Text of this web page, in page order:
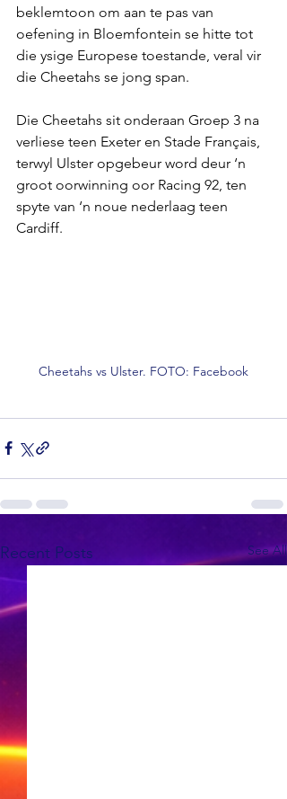
beklemtoon om aan te pas van
oefening in Bloemfontein se hitte tot
die ysige Europese toestande, veral vir
die Cheetahs se jong span.
Die Cheetahs sit onderaan Groep 3 na
verliese teen Exeter en Stade Français,
terwyl Ulster opgebeur word deur ‘n
groot oorwinning oor Racing 92, ten
spyte van ‘n noue nederlaag teen
Cardiff.
Cheetahs vs Ulster. FOTO: Facebook
Recent Posts See All